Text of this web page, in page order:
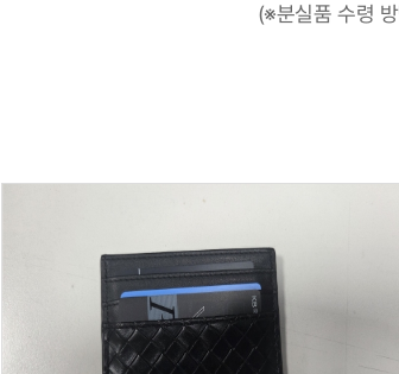
(※분실품 수령